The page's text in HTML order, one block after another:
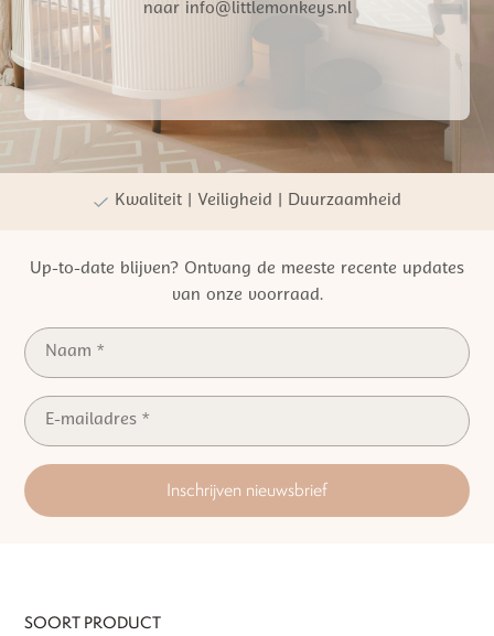
naar info@littlemonkeys.nl
Gratis verzending vanaf €50,- NL
Persoonlijke winkelervaring
Kwaliteit | Veiligheid | Duurzaamheid
Up-to-date blijven? Ontvang de meeste recente updates
van onze voorraad.
Inschrijven nieuwsbrief
SOORT PRODUCT